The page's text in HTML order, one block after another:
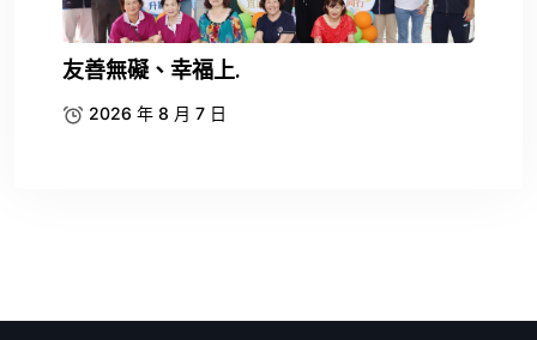
友善無礙、幸福上.
2026 年 8 月 7 日